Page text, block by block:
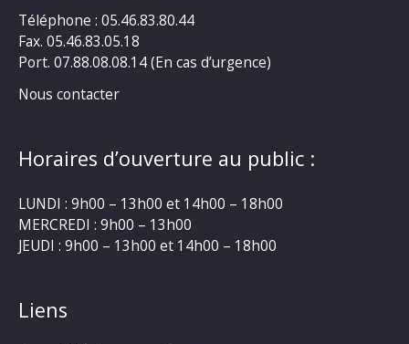
Téléphone : 05.46.83.80.44
Fax. 05.46.83.05.18
Port. 07.88.08.08.14 (En cas d’urgence)
Nous contacter
Horaires d’ouverture au public :
LUNDI : 9h00 – 13h00 et 14h00 – 18h00
MERCREDI : 9h00 – 13h00
JEUDI : 9h00 – 13h00 et 14h00 – 18h00
Liens